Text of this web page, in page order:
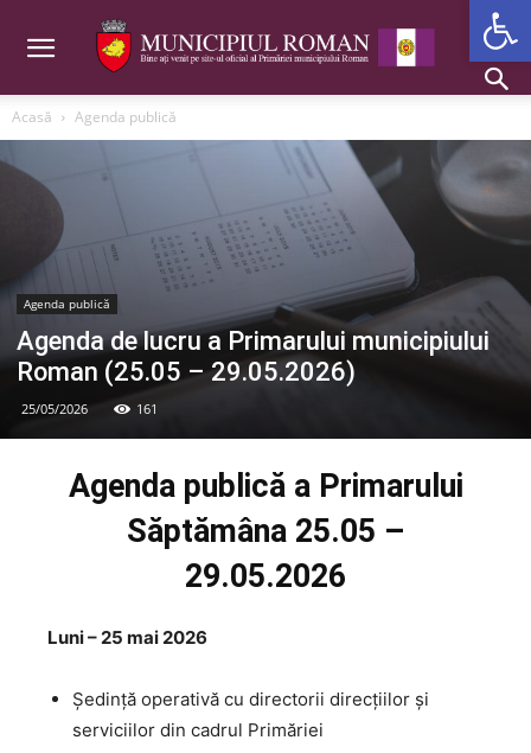
Acasă Agenda publică
Agenda publică
Agenda de lucru a Primarului municipiului
Roman (25.05 – 29.05.2026)
25/05/2026 161
Agenda publică a Primarului
Săptămâna 25.05 –
29.05.2026
Luni – 25 mai 2026
Ședință operativă cu directorii direcțiilor și
serviciilor din cadrul Primăriei